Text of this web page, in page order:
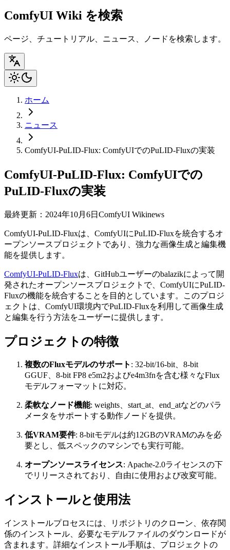
ComfyUI Wiki を検索
ページ、チュートリアル、ニュース、ノードを検索します。
ホーム
ニュース
ComfyUI-PuLID-Flux: ComfyUIでのPuLID-Fluxの実装
ComfyUI-PuLID-Flux: ComfyUIでの
PuLID-Fluxの実装
最終更新：2024年10月6日 ComfyUI Wikinews
ComfyUI-PuLID-Fluxは、ComfyUIにPuLID-Fluxを統合するオ
ープンソースプロジェクトであり、強力な画像生成と編集機
能を提供します。
ComfyUI-PuLID-Fluxは、GitHubユーザーのbalazikによって開
発されたオープンソースプロジェクトで、ComfyUIにPuLID-
Fluxの機能を統合することを目的としています。このプロジ
ェクトは、ComfyUI環境内でPuLID-Fluxを利用して画像生成
と編集を行う方法をユーザーに提供します。
プロジェクトの特徴
複数のFluxモデルのサポート : 32-bit/16-bit、8-bit
GGUF、8-bit FP8 e5m2およびe4m3fnを含む様々なFlux
モデルフォーマットに対応。
柔軟なノード機能: weights、start_at、end_atなどのパラ
メータをサポートする動作ノードを提供。
低VRAM要件: 8-bitモデルは約12GBのVRAMのみを必
要とし、低スペックのマシンでも実行可能。
オープンソースライセンス: Apache-2.0ライセンスの下
でリリースされており、自由に使用および改変可能。
インストールと使用法
インストールプロセスには、リポジトリのクローン、依存関
係のインストール、必要なモデルファイルのダウンロードが
含まれます。詳細なインストール手順は、プロジェクトの